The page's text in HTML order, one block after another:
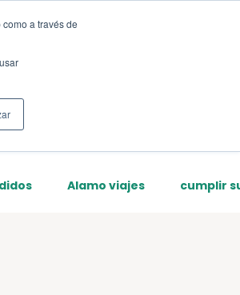
a través de
Alamo viajes cumplir